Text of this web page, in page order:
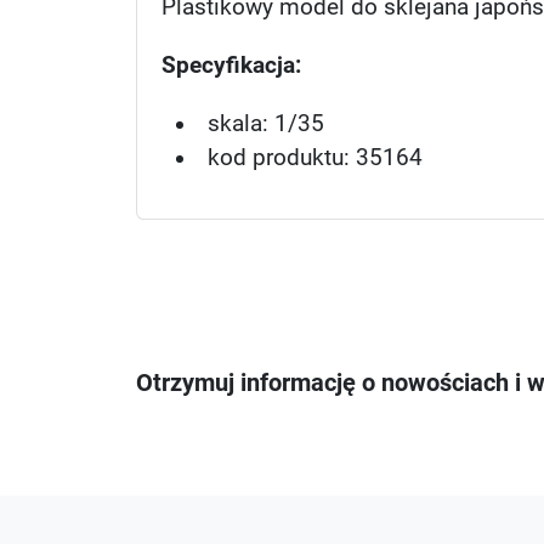
Plastikowy model do sklejana
Specyfikacja:
skala: 1/35
kod produktu: 35164
Otrzymuj informację o nowościach i